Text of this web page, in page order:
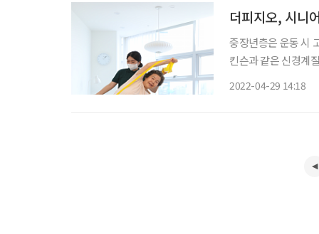
더피지오, 시니
중장년층은 운동 시
킨슨과 같은 신경계질
2022-04-29 14:18